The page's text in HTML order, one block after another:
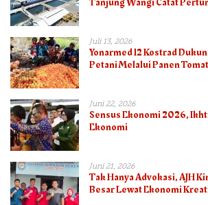
Juli 13, 2026
Yonarmed 12 Kostrad
Petani Melalui Panen
Juni 22, 2026
Sensus Ekonomi 2026,
Ekonomi
Juni 21, 2026
Tak Hanya Advokasi, AJH
Besar Lewat Ekonomi